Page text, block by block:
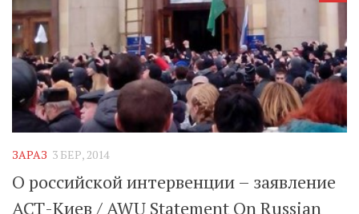
ЗАРАЗ 3 БЕР, 2014
О российской интервенции – заявление
АСТ-Киев / AWU Statement On Russian